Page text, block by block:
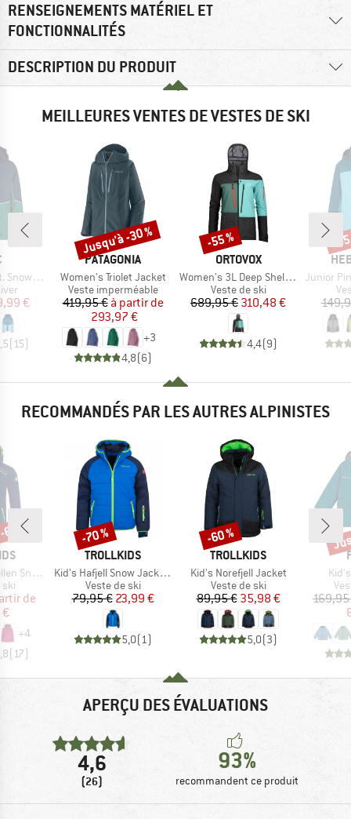
RENSEIGNEMENTS MATÉRIEL ET
FONCTIONNALITÉS
DESCRIPTION DU PRODUIT
MEILLEURES VENTES DE VESTES DE SKI
Jacket
réduit
€
(15)
MARQUE
PATAGONIA
Article
Women's Triolet Jacket
Product group
Veste imperméable
Prix
419,95 € Prix réduit
à partir de
293,97 €
+3
4,8(6)
Remise
Jusqu'à -30 %
MARQUE
ORTOVOX
Article
Women's 3L Deep Shell Jacket
Product group
Veste de ski
Prix
689,95 €Prix réduit
310,48 €
4,4(9)
Remise
-55 %
Article
Junior
-
RECOMMANDÉS PAR LES AUTRES ALPINISTES
Pro
ski
réduit
de
+4
(17)
%
MARQUE
TROLLKIDS
Article
Kid's Hafjell Snow Jacket XT
Product group
Veste de ski
Prix
79,95 €Prix réduit
23,99 €
5,0(1)
Remise
-70 %
MARQUE
TROLLKIDS
Article
Kid's Norefjell Jacket
Product group
Veste de ski
Prix
89,95 €Prix réduit
35,98 €
5,0(3)
Remise
-60 %
APERÇU DES ÉVALUATIONS
4,6
(26)
93%
recommandent ce produit